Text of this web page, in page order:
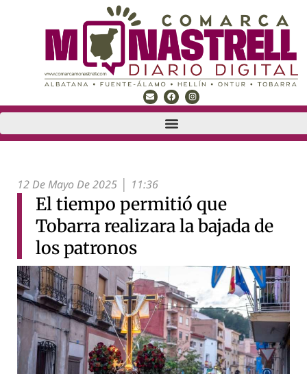
12 De Mayo De 2025 11:36
El tiempo permitió que
Tobarra realizara la bajada de
los patronos